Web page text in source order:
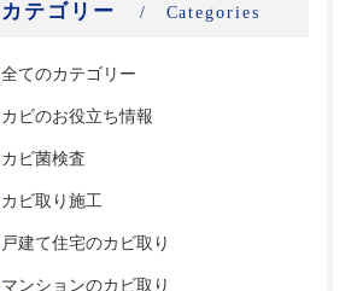
カテゴリー Categories
全てのカテゴリー
カビのお役立ち情報
カビ菌検査
カビ取り施工
戸建て住宅のカビ取り
マンションのカビ取り